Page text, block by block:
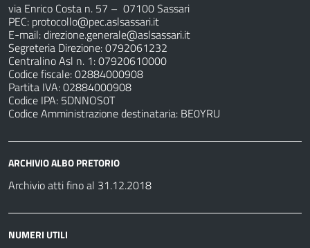
via Enrico Costa n. 57 – 07100 Sassari
PEC: protocollo@pec.aslsassari.it
E-mail:direzione.generale@aslsassari.it
Segreteria Direzione: 0792061232
Centralino Asl n. 1: 07920610000
Codice fiscale: 02884000908
Partita IVA: 02884000908
Codice IPA: 5DNNOS0T
Codice Amministrazione destinataria: BE0YRU
ARCHIVIO ALBO PRETORIO
Archivio atti fino al 31.12.2018
NUMERI UTILI